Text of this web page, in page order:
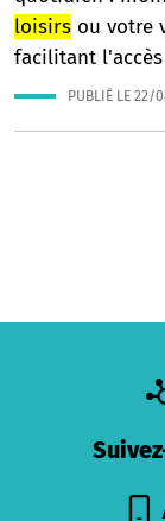
loisirs ou votre
facilitant
PUBLIÉ LE 22/